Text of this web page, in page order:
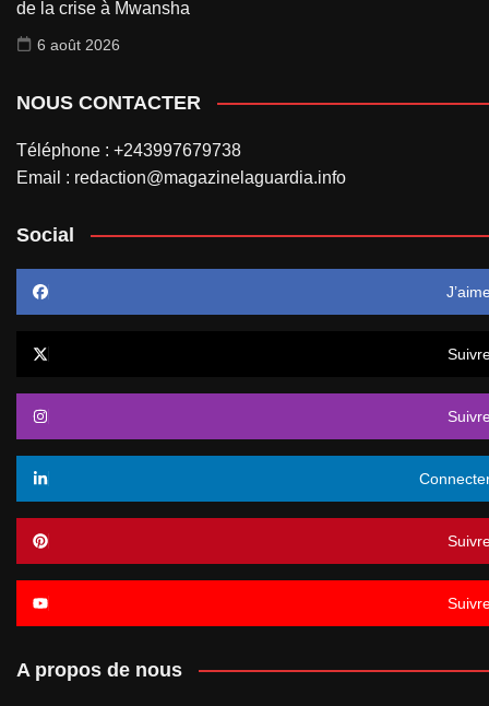
de la crise à Mwansha
6 août 2026
NOUS CONTACTER
Téléphone : +243997679738
Email : redaction@magazinelaguardia.info
Social
A propos de nous